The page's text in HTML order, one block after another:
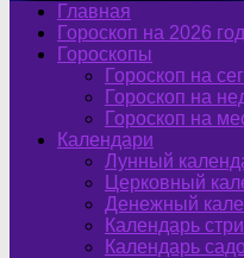
Главная
Гороскоп на 2026 год
Гороскопы
Гороскоп на
Гороскоп на
Гороскоп на
Календари
Лунный
Церковный
Денежный
Календарь
Календарь